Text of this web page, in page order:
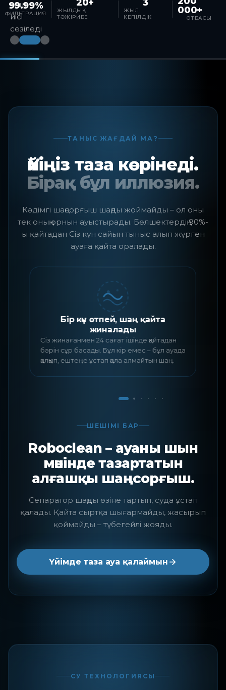
хош
иісі
сезіледі
99.99%
ФИЛЬТРАЦИЯ
20+
ЖЫЛДЫҚ
ТӘЖІРИБЕ
3
ЖЫЛ
КЕПІЛДІК
000+
ОТБАСЫ
ТАНЫС ЖАҒДАЙ МА?
Үйіңіз таза көрінеді.
Бірақ бұл иллюзия.
Кәдімгі шаңсорғыш шаңды жоймайды – ол оны
тек оның орнын ауыстырады. Бөлшектердің 90%-
ы қайтадан Сіз күн сайын тыныс алып жүрген
ауаға қайта оралады.
Бір күн өтпей, шаң қайта
жиналады
Сіз жинағанмен 24 сағат ішінде қайтадан
бәрін сұр басады. Бұл кір емес – бұл ауада
қалқып, ештеңе ұстап қала алмайтын шаң.
ШЕШІМІ БАР
Roboclean – ауаны шын
мәнінде тазартатын
алғашқы шаңсорғыш.
Сепаратор шаңды өзіне тартып, суда ұстап
қалады. Қайта сыртқа шығармайды, жасырып
қоймайды – түбегейлі жояды.
Үйімде таза ауа қалаймын
СУ ТЕХНОЛОГИЯСЫ